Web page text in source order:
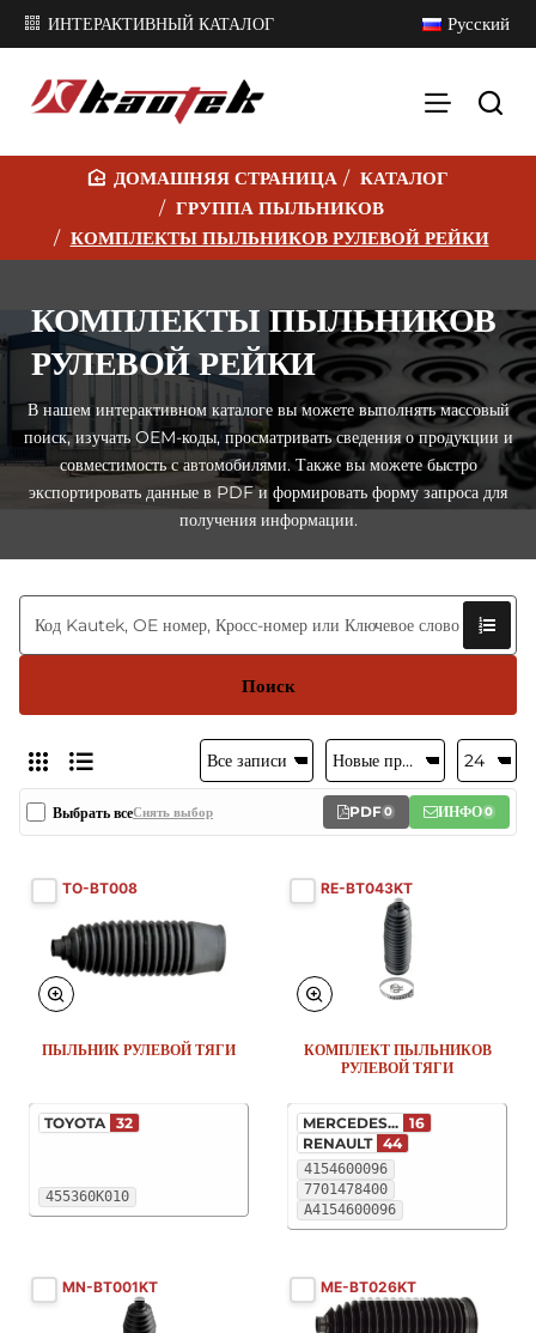
ИНТЕРАКТИВНЫЙ КАТАЛОГ Русский
H
O
M
КАТАЛОГ
ГРУППА ПЫЛЬНИКОВ
КОМПЛЕКТЫ ПЫЛЬНИКОВ РУЛЕВОЙ РЕЙКИ
КОМПЛЕКТЫ ПЫЛЬНИКОВ
РУЛЕВОЙ РЕЙКИ
В нашем интерактивном каталоге вы можете выполнять массовый
поиск, изучать OEM-коды, просматривать сведения о продукции и
совместимость с автомобилями. Также вы можете быстро
экспортировать данные в PDF и формировать форму запроса для
получения информации.
Поиск
Выбрать всеСнять выбор PDF0 ИНФО0
TO-BT008
455360K010
TOYOTA 32
ПЫЛЬНИК РУЛЕВОЙ ТЯГИ
RE-BT043KT
4154600096
7701478400
A4154600096
MERCEDES... 16
RENAULT 44
КОМПЛЕКТ ПЫЛЬНИКОВ
РУЛЕВОЙ ТЯГИ
MN-BT001KT ME-BT026KT